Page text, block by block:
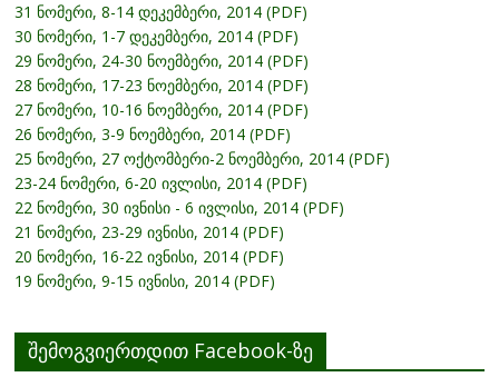
31 ნომერი, 8-14 დეკემბერი, 2014 (PDF)
30 ნომერი, 1-7 დეკემბერი, 2014 (PDF)
29 ნომერი, 24-30 ნოემბერი, 2014 (PDF)
28 ნომერი, 17-23 ნოემბერი, 2014 (PDF)
27 ნომერი, 10-16 ნოემბერი, 2014 (PDF)
26 ნომერი, 3-9 ნოემბერი, 2014 (PDF)
25 ნომერი, 27 ოქტომბერი-2 ნოემბერი, 2014 (PDF)
23-24 ნომერი, 6-20 ივლისი, 2014 (PDF)
22 ნომერი, 30 ივნისი - 6 ივლისი, 2014 (PDF)
21 ნომერი, 23-29 ივნისი, 2014 (PDF)
20 ნომერი, 16-22 ივნისი, 2014 (PDF)
19 ნომერი, 9-15 ივნისი, 2014 (PDF)
შემოგვიერთდით Facebook-ზე